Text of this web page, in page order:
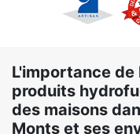
L'importance de
produits
des maisons
Monts et ses